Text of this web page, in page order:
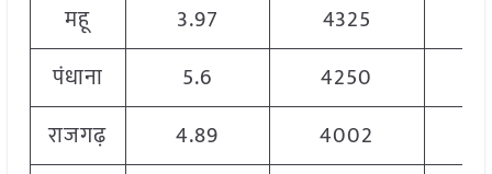
महू
3.97 4325
पंधाना
5.6 4250
राजगढ़
4.89 4002